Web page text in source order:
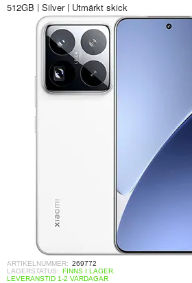
512GB | Silver | Utmärkt skick
ARTIKELNUMMER: 269772
LAGERSTATUS: FINNS I LAGER.
LEVERANSTID 1-2 VARDAGAR